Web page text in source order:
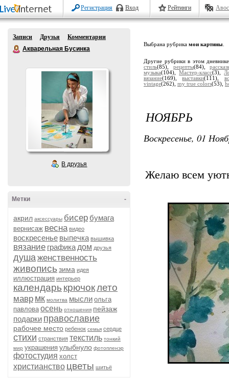
Регистрация Вход Рейтинги
Записи Друзья
Комментарии
Акварельная Бусинка
В друзья
-
Метки
акрил аксессуары бисер бумага
вернисаж весна видео
воскресенье выпечка вышивка
вязание графика дом друзья
душаженственность
живопись зима идея
иллюстрация интерьер
календарь крючоклето
мавр мк молитва мысли ольга
павлова осень отношения пейзаж
подарки православие
рабочее место ребенок семья сердце
стихи странствия текстиль тонкий
мир украшения улыбнуло фотопленэр
фотостудия холст
христианство цветы шитьё
Выбрана рубрика мои картины
Другие рубрики в этом
стиль(85), рецепты(84),
музыка(104),Мастер-класс(3),
вязание(169),выставки(111),
vintage(262), my true colors(53),
НОЯБРЬ
Воскресенье, 01
Желаю всем